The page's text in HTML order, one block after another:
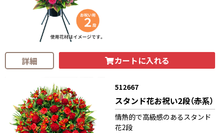
詳細 カートに入れる
512667
スタンド花お祝い2段（赤系）
情熱的で高級感のあるスタンド
花2段